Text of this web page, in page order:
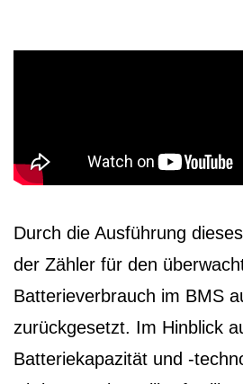
Durch die Ausführung
der Zähler für den
Batterieverbrauch im BMS
zurückgesetzt. Im Hinblick
Batteriekapazität und -